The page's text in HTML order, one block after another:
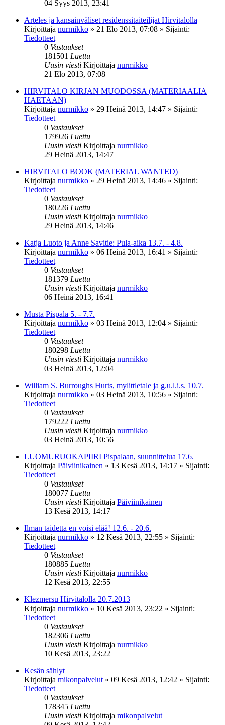
04 Syys 2013, 23:41
Arteles ja kansainväliset residenssitaiteilijat Hirvitalolla
Kirjoittaja nurmikko » 21 Elo 2013, 07:08 » Sijainti:
Tiedotteet
0 Vastaukset
181501 Luettu
Uusin viesti Kirjoittaja nurmikko
21 Elo 2013, 07:08
HIRVITALO KIRJAN MUODOSSA (MATERIAALIA
HAETAAN)
Kirjoittaja nurmikko » 29 Heinä 2013, 14:47 » Sijainti:
Tiedotteet
0 Vastaukset
179926 Luettu
Uusin viesti Kirjoittaja nurmikko
29 Heinä 2013, 14:47
HIRVITALO BOOK (MATERIAL WANTED)
Kirjoittaja nurmikko » 29 Heinä 2013, 14:46 » Sijainti:
Tiedotteet
0 Vastaukset
180226 Luettu
Uusin viesti Kirjoittaja nurmikko
29 Heinä 2013, 14:46
Katja Luoto ja Anne Savitie: Pula-aika 13.7. - 4.8.
Kirjoittaja nurmikko » 06 Heinä 2013, 16:41 » Sijainti:
Tiedotteet
0 Vastaukset
181379 Luettu
Uusin viesti Kirjoittaja nurmikko
06 Heinä 2013, 16:41
Musta Pispala 5. - 7.7.
Kirjoittaja nurmikko » 03 Heinä 2013, 12:04 » Sijainti:
Tiedotteet
0 Vastaukset
180298 Luettu
Uusin viesti Kirjoittaja nurmikko
03 Heinä 2013, 12:04
William S. Burroughs Hurts, mylittletale ja g.u.l.i.s. 10.7.
Kirjoittaja nurmikko » 03 Heinä 2013, 10:56 » Sijainti:
Tiedotteet
0 Vastaukset
179222 Luettu
Uusin viesti Kirjoittaja nurmikko
03 Heinä 2013, 10:56
LUOMURUOKAPIIRI Pispalaan, suunnittelua 17.6.
Kirjoittaja Päiviinikainen » 13 Kesä 2013, 14:17 » Sijainti:
Tiedotteet
0 Vastaukset
180077 Luettu
Uusin viesti Kirjoittaja Päiviinikainen
13 Kesä 2013, 14:17
Ilman taidetta en voisi elää! 12.6. - 20.6.
Kirjoittaja nurmikko » 12 Kesä 2013, 22:55 » Sijainti:
Tiedotteet
0 Vastaukset
180885 Luettu
Uusin viesti Kirjoittaja nurmikko
12 Kesä 2013, 22:55
Klezmersu Hirvitalolla 20.7.2013
Kirjoittaja nurmikko » 10 Kesä 2013, 23:22 » Sijainti:
Tiedotteet
0 Vastaukset
182306 Luettu
Uusin viesti Kirjoittaja nurmikko
10 Kesä 2013, 23:22
Kesän sählyt
Kirjoittaja mikonpalvelut » 09 Kesä 2013, 12:42 » Sijainti:
Tiedotteet
0 Vastaukset
178345 Luettu
Uusin viesti Kirjoittaja mikonpalvelut